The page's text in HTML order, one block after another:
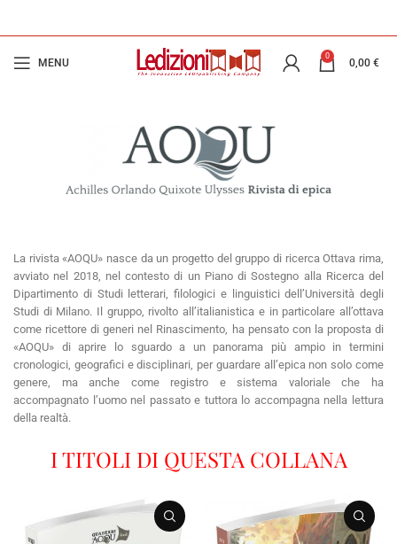
MENU
0
0,00 €
La rivista «AOQU» nasce da un progetto del gruppo di ricerca Ottava rima,
avviato nel 2018, nel contesto di un Piano di Sostegno alla Ricerca del
Dipartimento di Studi letterari, filologici e linguistici dell’Università degli
Studi di Milano. Il gruppo, rivolto all’italianistica e in particolare all’ottava
come ricettore di generi nel Rinascimento, ha pensato con la proposta di
«AOQU» di aprire lo sguardo a un panorama più ampio in termini
cronologici, geografici e disciplinari, per guardare all’epica non solo come
genere, ma anche come registro e sistema valoriale che ha
accompagnato l’uomo nel passato e tuttora lo accompagna nella lettura
della realtà.
I TITOLI DI QUESTA COLLANA